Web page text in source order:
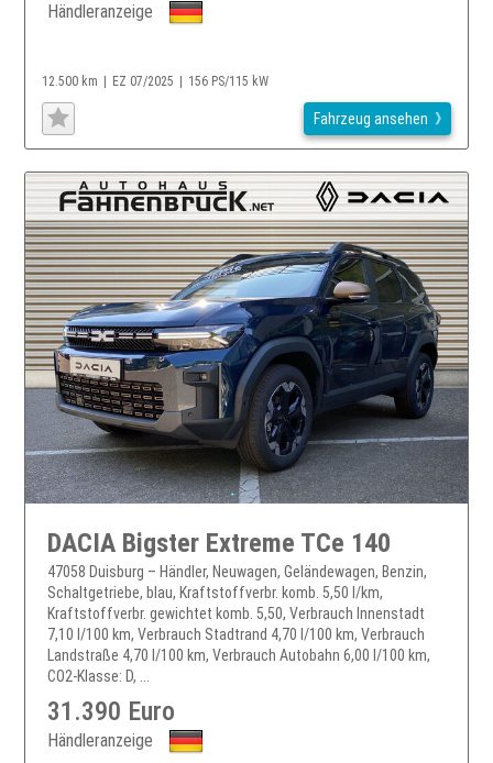
Händleranzeige
12.500 km EZ 07/2025 156 PS/115 kW
Fahrzeug ansehen
DACIA Bigster Extreme TCe 140
47058 Duisburg – Händler, Neuwagen, Geländewagen, Benzin,
Schaltgetriebe, blau, Kraftstoffverbr. komb. 5,50 l/km,
Kraftstoffverbr. gewichtet komb. 5,50, Verbrauch Innenstadt
7,10 l/100 km, Verbrauch Stadtrand 4,70 l/100 km, Verbrauch
Landstraße 4,70 l/100 km, Verbrauch Autobahn 6,00 l/100 km,
CO2-Klasse: D, ...
31.390 Euro
Händleranzeige